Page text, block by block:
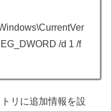
/d 1 /f
リに追加情報を設